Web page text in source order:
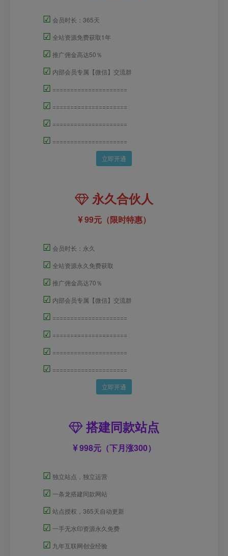
☑ 会员时长：365天
☑ 全站资源免费获取1年
☑ 推广佣金高达50％
☑ 内部会员专属【微信】交流群
☑ =====================
☑ =====================
☑ =====================
☑ =====================
立即开通
永久合伙人
99元（限时特惠）
☑ 会员时长：永久
☑ 全站资源永久免费获取
☑ 推广佣金高达70％
☑ 内部会员专属【微信】交流群
☑ =====================
☑ =====================
☑ =====================
☑ =====================
立即开通
搭建同款站点
998元（下月涨300）
☑ 独立站点，独立运营
☑ 一条龙搭建同款网站
☑ 站点授权，365天自动更新
☑ 一手无水印资源永久免费
☑ 九年互联网创业经验